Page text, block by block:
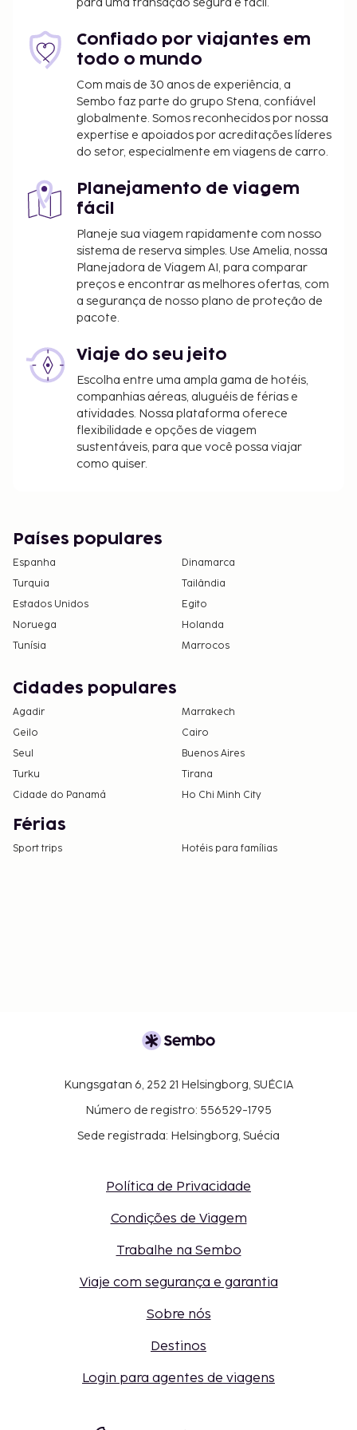
seguintes custos. Podem incluir os impostos
A cidade requer o pagamento de um imposto
municipal. O imposto tem variações sazonais e
poderá não ser aplicado durante todo o ano.
Note que poderão aplicar-se outras isenções.
Para mais informações, contacte o alojamento
através dos dados que constam na sua
Imposto municipal: de 1 novembro a 31 março,
2.00 EUR por alojamento, por noite
EUR por alojamento, por noite
Incluímos todas as taxas que o alojamento nos
comunicou.
Check-in antecipado disponível mediante o
disponibilidade)
Check-out tardio disponível mediante o
pagamento de uma taxa (sujeito a
disponibilidade)
A lista anterior pode não estar completa. As taxas e
os depósitos podem não incluir impostos e estão
transações em numerário neste alojamento
não poderão exceder 500 EUR. Para mais
informações, contacte o alojamento através
dos dados que constam na confirmação de
reserva.
Não é permitida a estadia de pessoas com
idade inferior a 18 anos neste alojamento só
Confiado por viajantes em
todo o mundo
Com mais de 30 anos de experiência, a
Sembo faz parte do grupo Stena, confiável
globalmente. Somos reconhecidos por nossa
expertise e apoiados por acreditações líderes
do setor, especialmente em viagens de carro.
Planejamento de viagem
fácil
Planeje sua viagem rapidamente com nosso
sistema de reserva simples. Use Amelia, nossa
Planejadora de Viagem AI, para comparar
preços e encontrar as melhores ofertas, com
a segurança de nosso plano de proteção de
pacote.
Viaje do seu jeito
Escolha entre uma ampla gama de hotéis,
companhias aéreas, aluguéis de férias e
atividades. Nossa plataforma oferece
flexibilidade e opções de viagem
sustentáveis, para que você possa viajar
como quiser.
Países populares
Espanha
Dinamarca
Turquia
Tailândia
Estados Unidos
Egito
Noruega
Holanda
Tunísia
Marrocos
Cidades populares
Agadir
Marrakech
Geilo
Cairo
Seul
Buenos Aires
Turku
Tirana
Cidade do Panamá
Ho Chi Minh City
Férias
Sport trips Hotéis para famílias
Kungsgatan 6, 252 21 Helsingborg, SUÉCIA
Número de registro: 556529-1795
Sede registrada: Helsingborg, Suécia
Política de Privacidade
Condições de Viagem
Trabalhe na Sembo
Viaje com segurança e garantia
Sobre nós
Destinos
Login para agentes de viagens